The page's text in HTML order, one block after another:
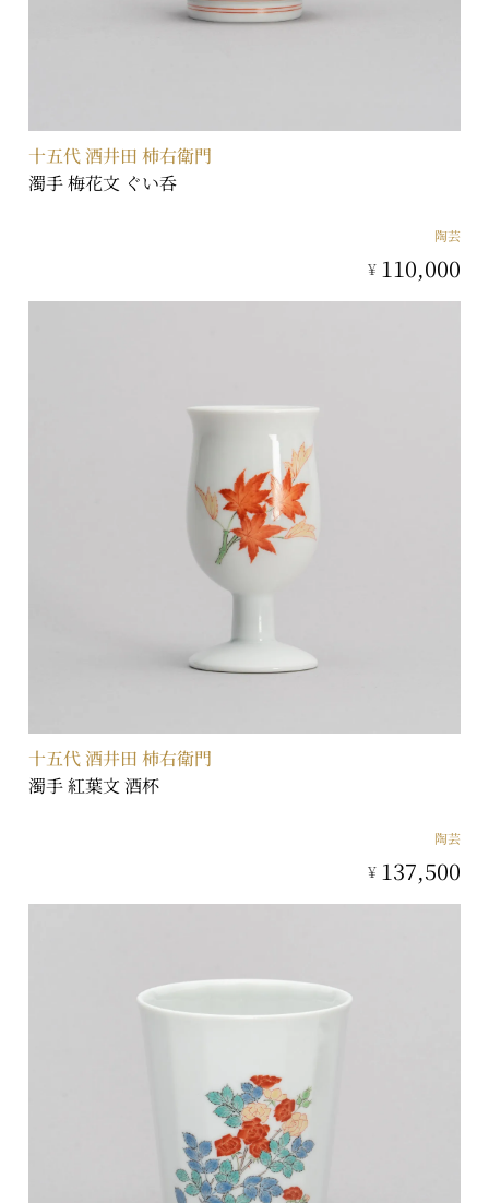
十五代 酒井田 柿右衛門
濁手 梅花文 ぐい呑
陶芸
¥ 110,000
十五代 酒井田 柿右衛門
濁手 紅葉文 酒杯
陶芸
¥ 137,500